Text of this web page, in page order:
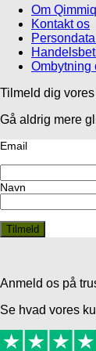
Om Qimmiq
Kontakt os
Ombytning
Tilmeld dig
Gå aldrig mere
Email
Navn
Anmeld os på
Se hvad vores